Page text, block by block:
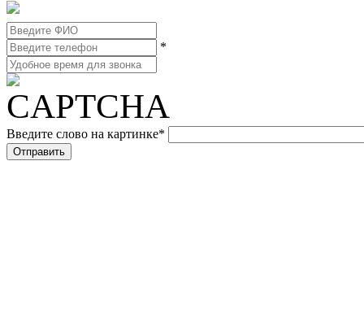
*
Введите слово на картинке*